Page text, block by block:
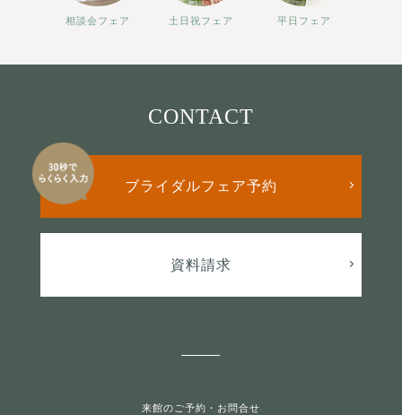
相談会フェア 土日祝フェア 平日フェア
CONTACT
ブライダルフェア予約
資料請求
来館のご予約・お問合せ